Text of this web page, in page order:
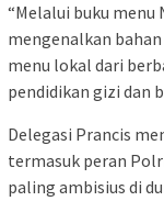
“Melalui buku menu
mengenalkan
menu lokal dari
pendidikan gizi dan
Delegasi Prancis
termasuk peran
paling ambisius di